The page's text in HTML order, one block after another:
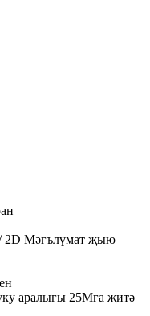
/ 2D Мәгълүмат җыю
аралыгы 25Мга җитә